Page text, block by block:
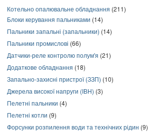
Котельно опалювальне обладнання (211)
Блоки керування пальниками (14)
Пальники запальні (запальники) (14)
Пальники промислові (66)
Датчики-реле контролю полум'я (21)
Додаткове обладнання (18)
Запально-захисні пристрої (ЗЗП) (10)
Джерела високої напруги (ІВН) (3)
Пелетні пальники (4)
Пелетні котли (9)
Форсунки розпилення води та технічних рідин (9)